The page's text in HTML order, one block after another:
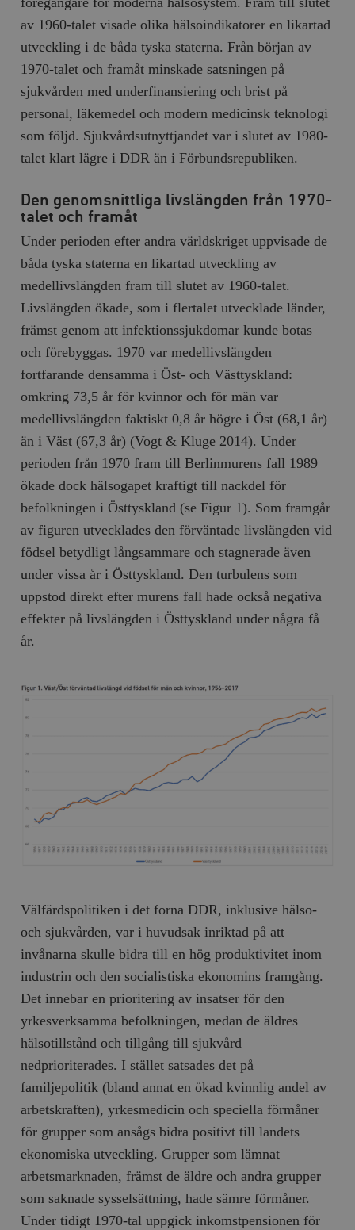
av 1960-talet visade olika hälsoindikatorer en likartad
utveckling i de båda tyska staterna. Från början av
1970-talet och framåt minskade satsningen på
sjukvården med underfinansiering och brist på
personal, läkemedel och modern medicinsk teknologi
som följd. Sjukvårdsutnyttjandet var i slutet av 1980-
talet klart lägre i DDR än i Förbundsrepubliken.
Den genomsnittliga livslängden från 1970-
talet och framåt
Under perioden efter andra världskriget uppvisade de
båda tyska staterna en likartad utveckling av
medellivslängden fram till slutet av 1960-talet.
Livslängden ökade, som i flertalet utvecklade länder,
främst genom att infektionssjukdomar kunde botas
och förebyggas. 1970 var medellivslängden
fortfarande densamma i Öst- och Västtyskland:
omkring 73,5 år för kvinnor och för män var
medellivslängden faktiskt 0,8 år högre i Öst (68,1 år)
än i Väst (67,3 år) (Vogt & Kluge 2014). Under
perioden från 1970 fram till Berlinmurens fall 1989
ökade dock hälsogapet kraftigt till nackdel för
befolkningen i Östtyskland (se Figur 1). Som framgår
av figuren utvecklades den förväntade livslängden vid
födsel betydligt långsammare och stagnerade även
under vissa år i Östtyskland. Den turbulens som
uppstod direkt efter murens fall hade också negativa
effekter på livslängden i Östtyskland under några få
år.
Välfärdspolitiken i det forna DDR, inklusive hälso-
och sjukvården, var i huvudsak inriktad på att
invånarna skulle bidra till en hög produktivitet inom
industrin och den socialistiska ekonomins framgång.
Det innebar en prioritering av insatser för den
yrkesverksamma befolkningen, medan de äldres
hälsotillstånd och tillgång till sjukvård
nedprioriterades. I stället satsades det på
familjepolitik (bland annat en ökad kvinnlig andel av
arbetskraften), yrkesmedicin och speciella förmåner
för grupper som ansågs bidra positivt till landets
ekonomiska utveckling. Grupper som lämnat
arbetsmarknaden, främst de äldre och andra grupper
som saknade sysselsättning, hade sämre förmåner.
Under tidigt 1970-tal uppgick inkomstpensionen för